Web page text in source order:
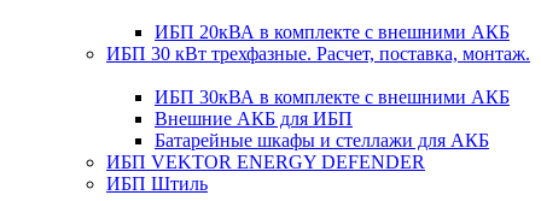
ИБП 20кВА в комплекте с внешними АКБ
ИБП 30 кВт трехфазные. Расчет, поставка, монтаж.
ИБП 30кВА в комплекте с внешними АКБ
Внешние АКБ для ИБП
Батарейные шкафы и стеллажи для АКБ
ИБП VEKTOR ENERGY DEFENDER
ИБП Штиль